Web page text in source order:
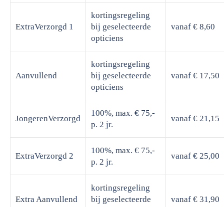
ExtraVerzorgd 1
kortingsregeling
bij geselecteerde
opticiens
vanaf € 8,60
Aanvullend
kortingsregeling
bij geselecteerde
opticiens
vanaf € 17,50
JongerenVerzorgd
100%, max. € 75,-
p. 2 jr.
vanaf € 21,15
ExtraVerzorgd 2
100%, max. € 75,-
p. 2 jr.
vanaf € 25,00
Extra Aanvullend
kortingsregeling
bij geselecteerde
vanaf € 31,90